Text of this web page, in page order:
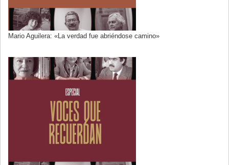
Mario Aguilera: «La verdad fue abriéndose camino»